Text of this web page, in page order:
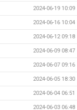
2024-06-19 10:09
2024-06-16 10:04
2024-06-12 09:18
2024-06-09 08:47
2024-06-07 09:16
2024-06-05 18:30
2024-06-04 06:51
2024-06-03 06:48